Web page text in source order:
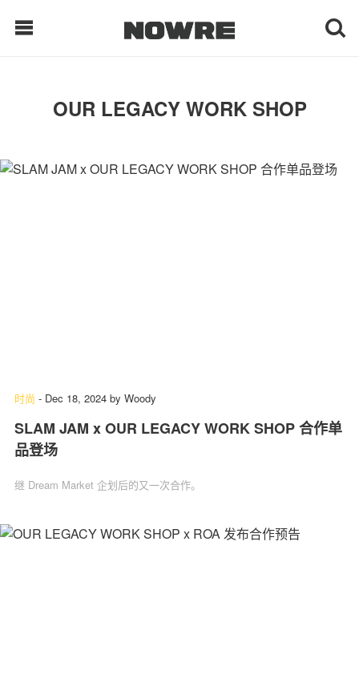
每日鲜榨
现客视点
OUR LEGACY WORK SHOP
时尚 - Dec 18, 2024 by Woody
SLAM JAM x OUR LEGACY WORK SHOP 合作单
品登场
继 Dream Market 企划后的又一次合作。